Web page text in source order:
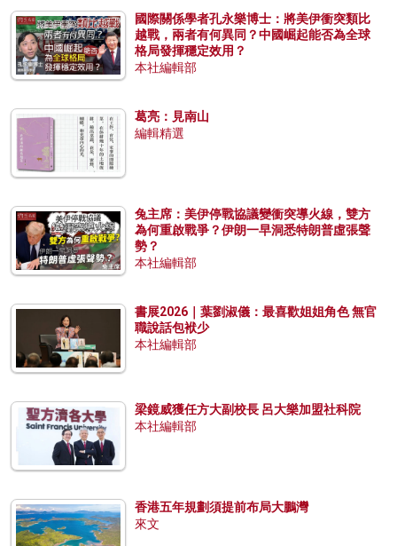
國際關係學者孔永樂博士：將美伊衝突類比
越戰，兩者有何異同？中國崛起能否為全球
格局發揮穩定效用？
本社編輯部
葛亮：見南山
編輯精選
兔主席：美伊停戰協議變衝突導火線，雙方
為何重啟戰爭？伊朗一早洞悉特朗普虛張聲
勢？
本社編輯部
書展2026｜葉劉淑儀：最喜歡姐姐角色 無官
職說話包袱少
本社編輯部
梁鏡威獲任方大副校長 呂大樂加盟社科院
本社編輯部
香港五年規劃須提前布局大鵬灣
來文